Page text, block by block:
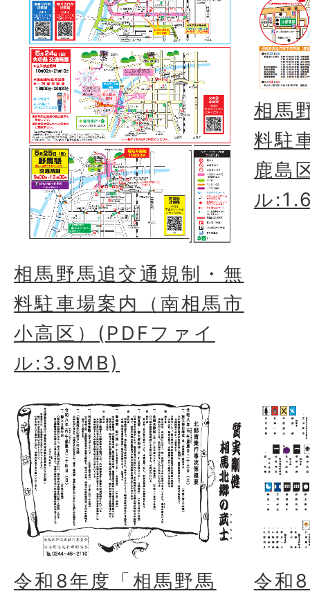
相馬野馬追交通規制・無
料駐車場案内（南相馬市
小高区）(PDFファイ
ル:3.9MB)
相馬
料駐
鹿島
ル
令和8年度「相馬野馬
令和